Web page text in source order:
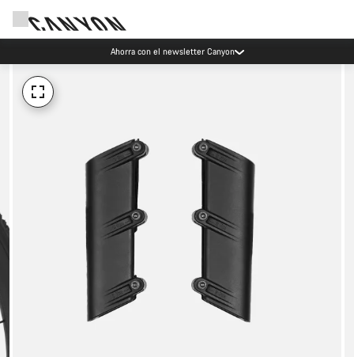
Ahorra con el newsletter Canyon